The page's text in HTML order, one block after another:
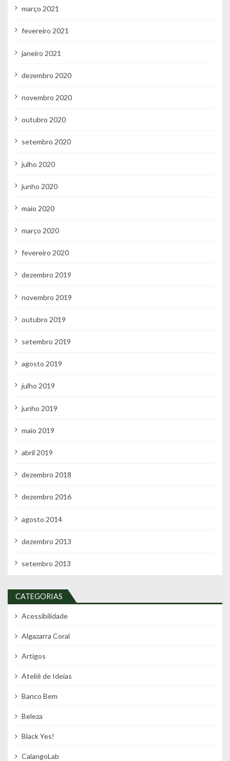
março 2021
fevereiro 2021
janeiro 2021
dezembro 2020
novembro 2020
outubro 2020
setembro 2020
julho 2020
junho 2020
maio 2020
março 2020
fevereiro 2020
dezembro 2019
novembro 2019
outubro 2019
setembro 2019
agosto 2019
julho 2019
junho 2019
maio 2019
abril 2019
dezembro 2018
dezembro 2016
agosto 2014
dezembro 2013
setembro 2013
CATEGORIAS
Acessibilidade
Algazarra Coral
Artigos
Ateliê de Ideias
Banco Bem
Beleza
Black Yes!
CalangoLab